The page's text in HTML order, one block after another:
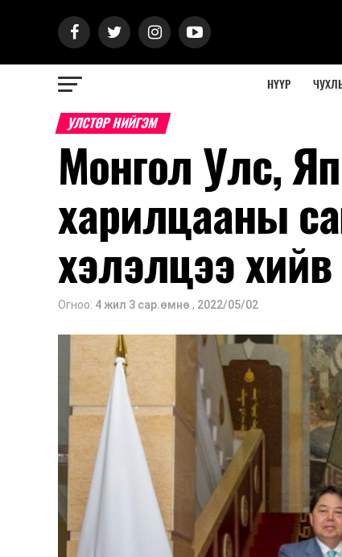
НҮҮР
УЛСТӨР НИЙГЭМ
Монгол Улс,
харилцааны
хэлэлцээ хийв
Огноо: 4 жил 3 сар.өмнө , 2022/05/02